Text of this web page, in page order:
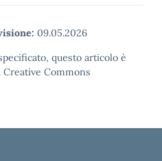
09.05.2026
questo articolo è
Commons